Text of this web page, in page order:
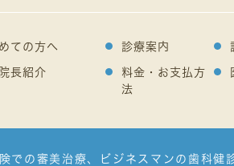
ての方へ 診療案内
長紹介
料金・お支払方
法
での審美治療、ビジネスマンの歯科